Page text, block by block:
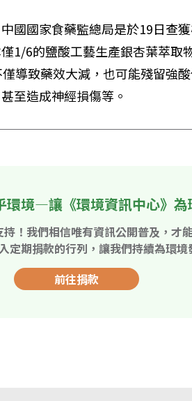
國國家食藥監總局是於19日查
1/6的鹽酸工藝生產銀杏葉萃取
導致藥效大減，也可能殘留強
至造成神經損傷等。
環境—讓《環境資訊中心》為
持！我們相信唯有資訊公開普及，才
定期捐款的行列，讓我們持續為環境
前往捐款